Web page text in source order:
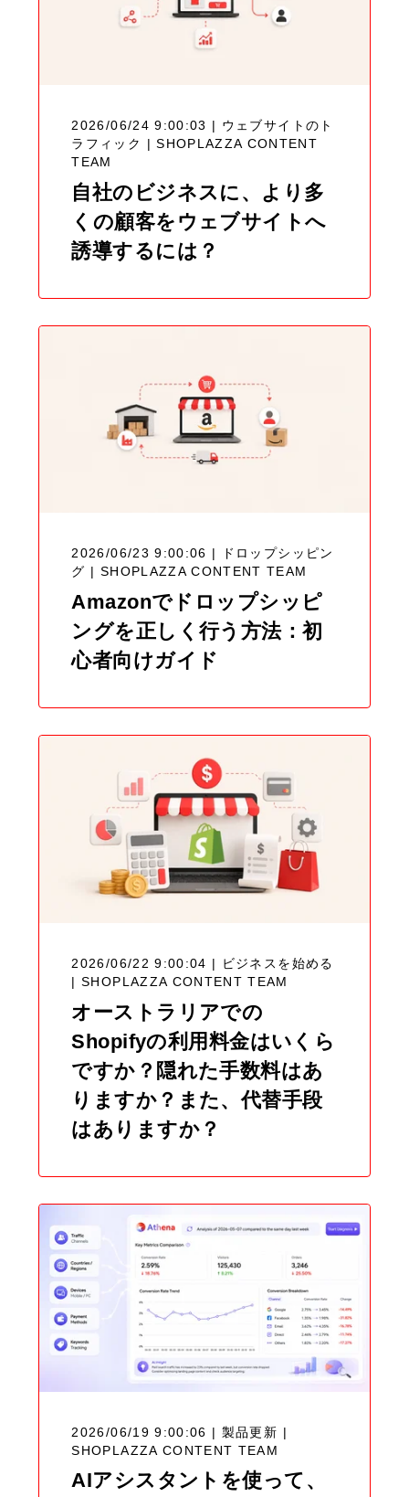
2026/06/24 9:00:03 | ウェブサイトのト
ラフィック |SHOPLAZZA CONTENT
TEAM
自社のビジネスに、より多
くの顧客をウェブサイトへ
誘導するには？
2026/06/23 9:00:06 | ドロップシッピン
グ | SHOPLAZZA CONTENT TEAM
Amazonでドロップシッピ
ングを正しく行う方法：初
心者向けガイド
2026/06/22 9:00:04 | ビジネスを始める
|SHOPLAZZA CONTENT TEAM
オーストラリアでの
Shopifyの利用料金はいくら
ですか？隠れた手数料はあ
りますか？また、代替手段
はありますか？
2026/06/19 9:00:06 | 製品更新 |
SHOPLAZZA CONTENT TEAM
AIアシスタントを使って、